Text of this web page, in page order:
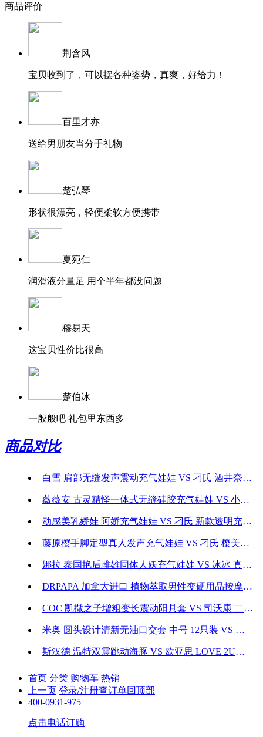
商品评价
荆含风
宝贝收到了，可以摆各种姿势，真爽，好给力！
百里才亦
送给男朋友当分手礼物
楚弘琴
形状很漂亮，轻便柔软方便携带
夏宛仁
润滑液分量足 用个半年都没问题
穆易天
这宝贝性价比很高
楚伯冰
一般般吧 礼包里东西多
商品对比
白雪 肩部无缝发声震动充气娃娃 VS 刁氏 酒井奈子坐姿双穴充气娃娃
薇薇安 古灵精怪一体式无缝硅胶充气娃娃 VS 小泽樱子一体式无缝真人发声充气娃娃
动感美乳娇娃 阿娇充气娃娃 VS 刁氏 新款透明充气娃娃男用名器M腿炮架成人性用品
藤原樱手脚定型真人发声充气娃娃 VS 刁氏 樱美三通道真人发声充气娃娃
娜拉 泰国艳后雌雄同体人妖充气娃娃 VS 冰冰 真人发声明星同款加温震动充气娃娃
DRPAPA 加拿大进口 植物萃取男性变硬用品按摩膏 30ml VS OMYSKY 鲸动空仓式男性耐力锻炼杯
COC 凯撒之子增粗变长震动阳具套 VS 司沃康 二代升级男女共震双环锁精环
米奥 圆头设计清新无油口交套 中号 12只装 VS 芳心康乐宝 女用液体避孕套 10支装
斯汉德 温特双震跳动海豚 VS 欧亚思 LOVE 2U系列 遥控夫妻入体共震器
首页 分类 购物车 热销
上一页 登录/注册查订单回顶部
400-0931-975
点击电话订购